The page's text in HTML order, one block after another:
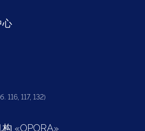
心
116, 117, 132)
«OPORA»